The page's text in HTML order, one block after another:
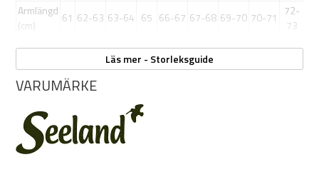
Red Forest
Material:100 % bomull
Armlängd
(cm)
61 62-63 63-64 65 66-67 67-68 69-70 70-71
72-
73
Läs mer - Storleksguide
VARUMÄRKE